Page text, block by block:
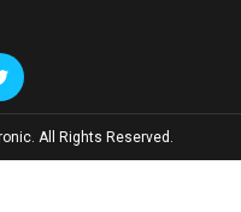
All Rights Reserved.